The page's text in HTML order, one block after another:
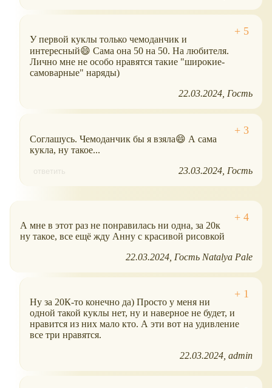
У первой куклы только чемоданчик и
интересный😄 Сама она 50 на 50. На любителя.
Лично мне не особо нравятся такие "широкие-
самоварные" наряды)
22.03.2024 Гость
Соглашусь. Чемоданчик бы я взяла😄 А сама
кукла, ну такое...
ответить 23.03.2024 Гость
А мне в этот раз не понравилась ни одна, за 20к
ну такое, все ещё жду Анну с красивой рисовкой
22.03.2024 Гость Natalya Pale
Ну за 20К-то конечно да) Просто у меня ни
одной такой куклы нет, ну и наверное не будет, и
нравится из них мало кто. А эти вот на удивление
все три нравятся.
22.03.2024 admin